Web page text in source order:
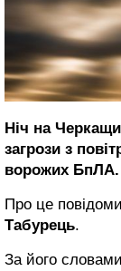
Ніч на
загрози з
ворожих БпЛА.
Про це
Табурець.
За його